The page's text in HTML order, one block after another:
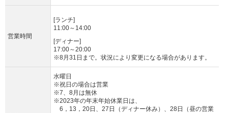
営業時間
[ランチ]
11:00～14:00
[ディナー]
17:00～20:00
※8月31日まで。状況により変更になる場合があります。
水曜日
※祝日の場合は営業
※7、8月は無休
※2023年の年末年始休業日は、
6，13，20日、27日（ディナー休み）、28日（昼の営業